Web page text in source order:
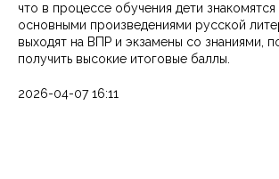
что в процессе обучения дети
основными произведениями русской
выходят на ВПР и экзамены со знаниями,
получить высокие итоговые баллы.
2026-04-07 16:11